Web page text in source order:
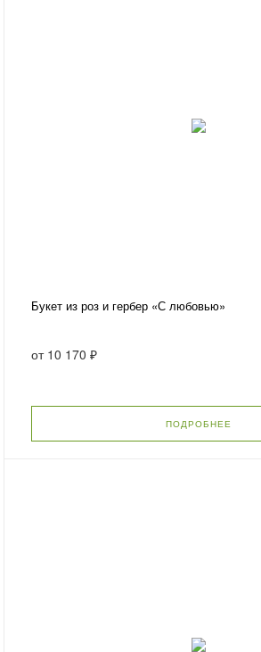
Букет из роз и гербер «С любовью»
от 10 170 ₽
ПОДРОБНЕЕ